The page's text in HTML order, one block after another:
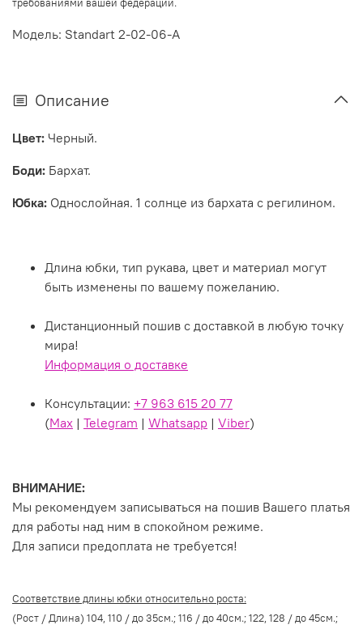
требованиями вашей федерации.
Модель: Standart 2-02-06-A
Описание
Цвет: Черный.
Боди: Бархат.
Юбка: Однослойная. 1 солнце из бархата с регилином.
Длина юбки, тип рукава, цвет и материал могут
быть изменены по вашему пожеланию.
Дистанционный пошив с доставкой в любую точку
мира!
Информация о доставке
Консультации: +7 963 615 20 77
(Max | Telegram | Whatsapp | Viber)
ВНИМАНИЕ:
Мы рекомендуем записываться на пошив Вашего платья
для работы над ним в спокойном режиме.
Для записи предоплата не требуется!
Соответствие длины юбки относительно роста:
(Рост / Длина) 104, 110 / до 35см.; 116 / до 40см.; 122, 128 / до 45см.;